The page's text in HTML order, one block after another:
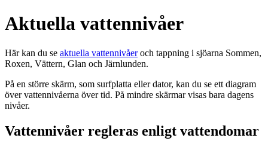
Aktuella vattennivåer
Här kan du se aktuella vattennivåeroch tappning i sjöarna Sommen,
Roxen, Vättern, Glan och Järnlunden.
På en större skärm, som surfplatta eller dator, kan du se ett diagram
över vattennivåerna över tid. På mindre skärmar visas bara dagens
nivåer.
Vattennivåer regleras enligt vattendomar